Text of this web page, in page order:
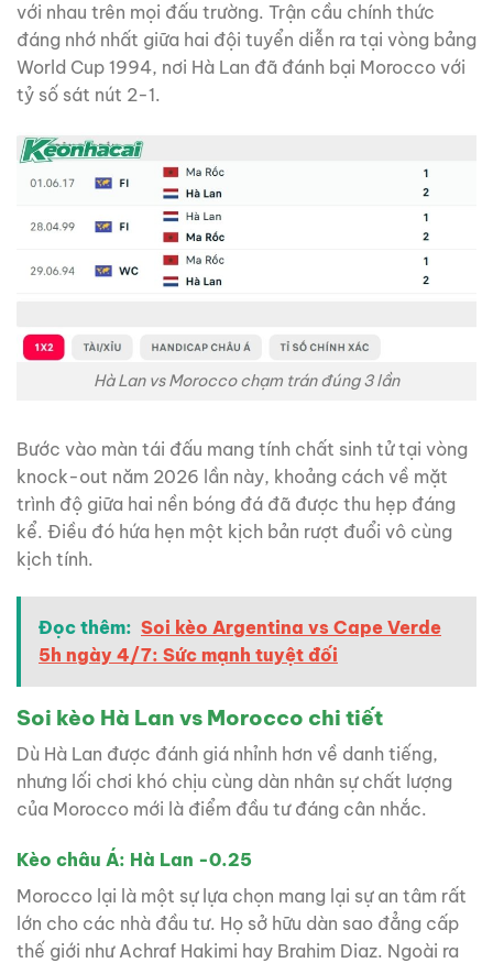
với nhau trên mọi đấu trường. Trận cầu chính thức
đáng nhớ nhất giữa hai đội tuyển diễn ra tại vòng bảng
World Cup 1994, nơi Hà Lan đã đánh bại Morocco với
tỷ số sát nút 2-1.
Hà Lan vs Morocco chạm trán đúng 3 lần
Bước vào màn tái đấu mang tính chất sinh tử tại vòng
knock-out năm 2026 lần này, khoảng cách về mặt
trình độ giữa hai nền bóng đá đã được thu hẹp đáng
kể. Điều đó hứa hẹn một kịch bản rượt đuổi vô cùng
kịch tính.
Đọc thêm: Soi kèo Argentina vs Cape Verde
5h ngày 4/7: Sức mạnh tuyệt đối
Soi kèo Hà Lan vs Morocco chi tiết
Dù Hà Lan được đánh giá nhỉnh hơn về danh tiếng,
nhưng lối chơi khó chịu cùng dàn nhân sự chất lượng
của Morocco mới là điểm đầu tư đáng cân nhắc.
Kèo châu Á: Hà Lan -0.25
Morocco lại là một sự lựa chọn mang lại sự an tâm rất
lớn cho các nhà đầu tư. Họ sở hữu dàn sao đẳng cấp
thế giới như Achraf Hakimi hay Brahim Diaz. Ngoài ra